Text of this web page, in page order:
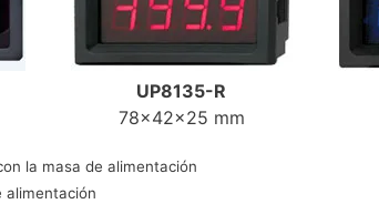
UP8135-R
78x42x25 mm
la masa de alimentación
alimentación